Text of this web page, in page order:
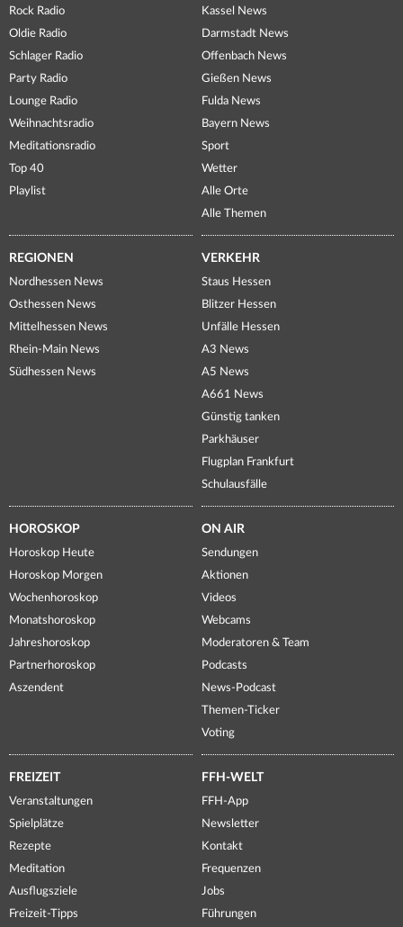
Rock Radio
Oldie Radio
Schlager Radio
Party Radio
Lounge Radio
Weihnachtsradio
Meditationsradio
Top 40
Playlist
Kassel News
Darmstadt News
Offenbach News
Gießen News
Fulda News
Bayern News
Sport
Wetter
Alle Orte
Alle Themen
REGIONEN
Nordhessen News
Osthessen News
Mittelhessen News
Rhein-Main News
Südhessen News
VERKEHR
Staus Hessen
Blitzer Hessen
Unfälle Hessen
A3 News
A5 News
A661 News
Günstig tanken
Parkhäuser
Flugplan Frankfurt
Schulausfälle
HOROSKOP
Horoskop Heute
Horoskop Morgen
Wochenhoroskop
Monatshoroskop
Jahreshoroskop
Partnerhoroskop
Aszendent
ON AIR
Sendungen
Aktionen
Videos
Webcams
Moderatoren & Team
Podcasts
News-Podcast
Themen-Ticker
Voting
FREIZEIT
Veranstaltungen
Spielplätze
Rezepte
Meditation
Ausflugsziele
Freizeit-Tipps
FFH-WELT
FFH-App
Newsletter
Kontakt
Frequenzen
Jobs
Führungen